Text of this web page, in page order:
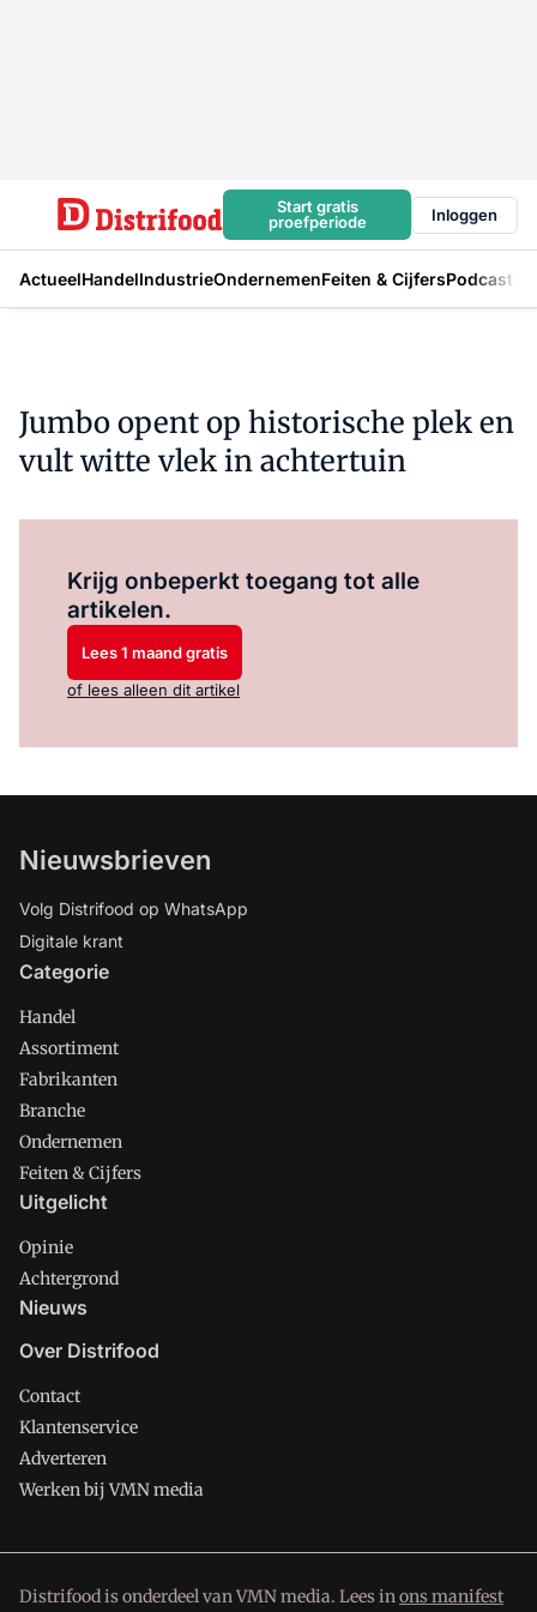
Start gratis
proefperiode
Inloggen
ActueelHandelIndustrieOndernemenFeiten & CijfersPodcast
Jumbo opent op historische plek en
vult witte vlek in achtertuin
Krijg onbeperkt toegang tot alle
artikelen.
Lees 1 maand gratis
of lees alleen dit artikel
Nieuwsbrieven
Volg Distrifood op WhatsApp
Digitale krant
Categorie
Handel
Assortiment
Fabrikanten
Branche
Ondernemen
Feiten & Cijfers
Uitgelicht
Opinie
Achtergrond
Nieuws
Over Distrifood
Contact
Klantenservice
Adverteren
Werken bij VMN media
Distrifood is onderdeel van VMN media. Lees inons manifest